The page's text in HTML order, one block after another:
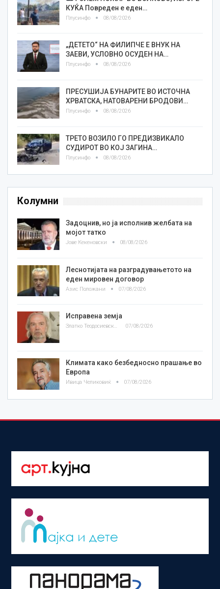
КУЌА Повреден е еден…
Плусинфо 08/08/2026
„ДЕТЕТО“ НА ФИЛИПЧЕ Е ВНУК НА
ЗАЕВИ, УСЛОВНО ОСУДЕН НА…
Плусинфо 08/08/2026
ПРЕСУШИЈА БУНАРИТЕ ВО ИСТОЧНА
ХРВАТСКА, НАТОВАРЕНИ БРОДОВИ…
Плусинфо 08/08/2026
ТРЕТО ВОЗИЛО ГО ПРЕДИЗВИКАЛО
СУДИРОТ ВО КОЈ ЗАГИНА…
Плусинфо 08/08/2026
Колумни
Задоцнив, но ја исполнив желбата на
мојот татко
Јове Кекеновски 08/08/2026
Леснотијата на разградувањетото на
еден мировен договор
Азис Положани 07/08/2026
Исправена земја
Златко Теодосиевски 07/08/2026
Климата како безбедносно прашање во
Европа
Ивица Челиковиќ 07/08/2026